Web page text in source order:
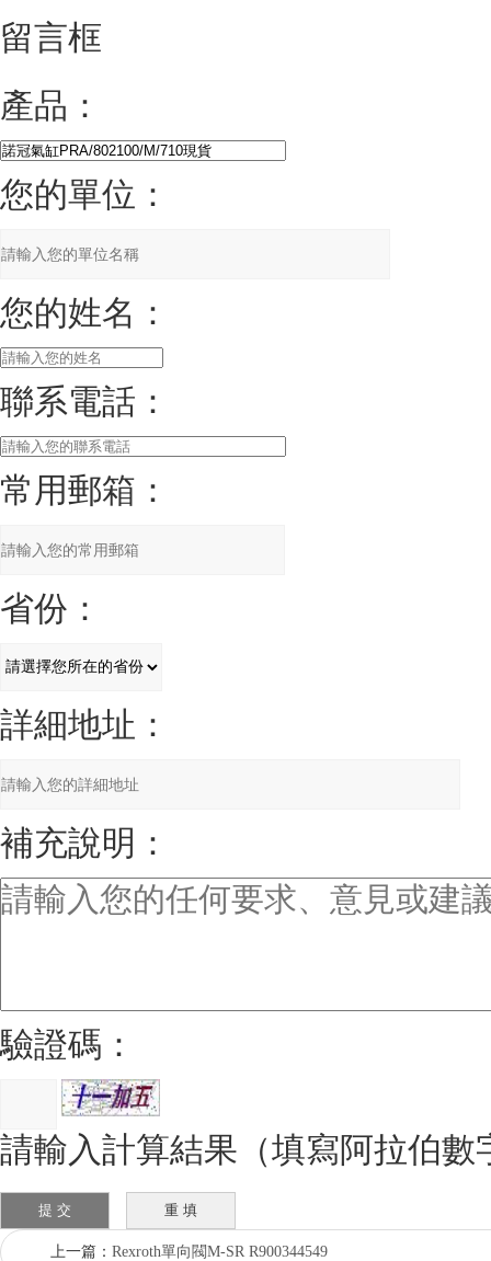
留言框
產品：
您的單位：
您的姓名：
聯系電話：
常用郵箱：
省份：
詳細地址：
補充說明：
驗證碼：
請輸入計算結果（填寫阿拉伯數
上一篇： Rexroth單向閥M-SR R900344549